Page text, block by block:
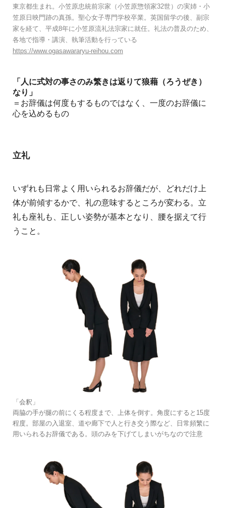
東京都生まれ。小笠原忠統前宗家（小笠原惣領家32世）の実姉・小
笠原日映門跡の真孫。聖心女子専門学校卒業。英国留学の後、副宗
家を経て、平成8年に小笠原流礼法宗家に就任。礼法の普及のため、
各地で指導・講演、執筆活動を行っている
https://www.ogasawararyu-reihou.com
「人に式対の事さのみ繁きは返りて狼藉（ろうぜき）
なり」
＝お辞儀は何度もするものではなく、一度のお辞儀に
心を込めるもの
立礼
いずれも日常よく用いられるお辞儀だが、どれだけ上
体が前傾するかで、礼の意味するところが変わる。立
礼も座礼も、正しい姿勢が基本となり、腰を据えて行
うこと。
「会釈」
両脇の手が腿の前にくる程度まで、上体を倒す。角度にすると15度
程度。部屋の入退室、道や廊下で人と行き交う際など、日常頻繁に
用いられるお辞儀である。頭のみを下げてしまいがちなので注意